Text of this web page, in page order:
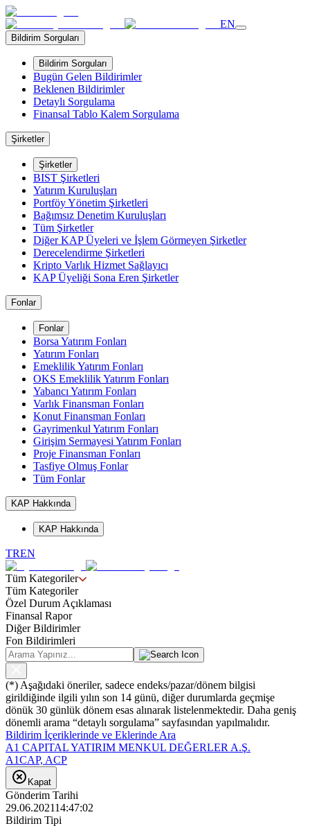
EN
Bildirim Sorguları
Bildirim Sorguları
Bugün Gelen Bildirimler
Beklenen Bildirimler
Detaylı Sorgulama
Finansal Tablo Kalem Sorgulama
Şirketler
Şirketler
BIST Şirketleri
Yatırım Kuruluşları
Portföy Yönetim Şirketleri
Bağımsız Denetim Kuruluşları
Tüm Şirketler
Diğer KAP Üyeleri ve İşlem Görmeyen Şirketler
Derecelendirme Şirketleri
Kripto Varlık Hizmet Sağlayıcı
KAP Üyeliği Sona Eren Şirketler
Fonlar
Fonlar
Borsa Yatırım Fonları
Yatırım Fonları
Emeklilik Yatırım Fonları
OKS Emeklilik Yatırım Fonları
Yabancı Yatırım Fonları
Varlık Finansman Fonları
Konut Finansman Fonları
Gayrimenkul Yatırım Fonları
Girişim Sermayesi Yatırım Fonları
Proje Finansman Fonları
Tasfiye Olmuş Fonlar
Tüm Fonlar
KAP Hakkında
KAP Hakkında
TREN
Tüm Kategoriler
Tüm Kategoriler
Özel Durum Açıklaması
Finansal Rapor
Diğer Bildirimler
Fon Bildirimleri
(*) Aşağıdaki öneriler, sadece endeks/pazar/dönem bilgisi
girildiğinde ilgili yılın son 14 günü, diğer durumlarda geçmişe
dönük 30 günlük dönem esas alınarak listelenmektedir. Daha geniş
dönemli arama “detaylı sorgulama” sayfasından yapılmalıdır.
Bildirim İçeriklerinde ve Eklerinde Ara
A1 CAPITAL YATIRIM MENKUL DEĞERLER A.Ş.
A1CAP, ACP
Kapat
Gönderim Tarihi
29.06.202114:47:02
Bildirim Tipi